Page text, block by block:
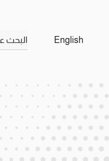
English
البحث
عن: